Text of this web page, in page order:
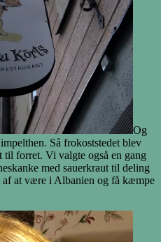
Og
Så frokoststedet blev
til forret. Vi valgte også en gang
med sauerkraut til deling
at være i Albanien og få kæmpe